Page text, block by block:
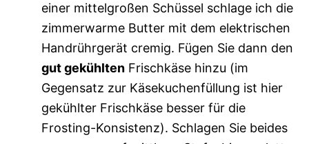
einer mittelgroßen Schüssel schlage ich die
zimmerwarme Butter mit dem elektrischen
Handrührgerät cremig. Fügen Sie dann den
gut gekühlten Frischkäse hinzu (im
Gegensatz zur Käsekuchenfüllung ist hier
gekühlter Frischkäse besser für die
Frosting-Konsistenz). Schlagen Sie beides